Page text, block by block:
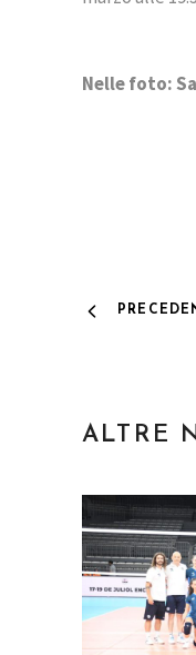
Nelle foto:
ALTRE